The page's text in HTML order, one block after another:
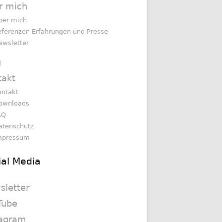
mich
mich
Erfahrungen und Presse
Media